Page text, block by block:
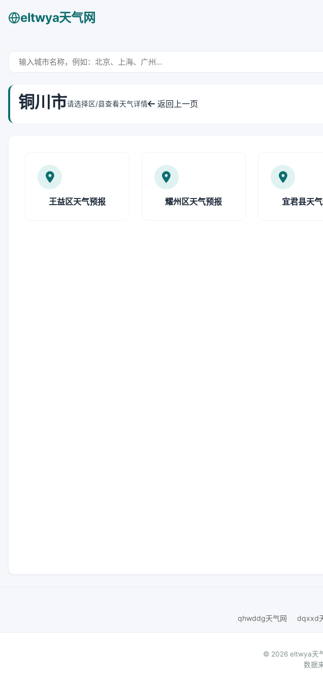
eltwya天气网
铜川市请选择区/县查看天气详情 返回上一页
王益区天气预报 耀州区天气预报 宜君县天
qhwddg天气网
dqxxd
© 2026 eltwya天
数据